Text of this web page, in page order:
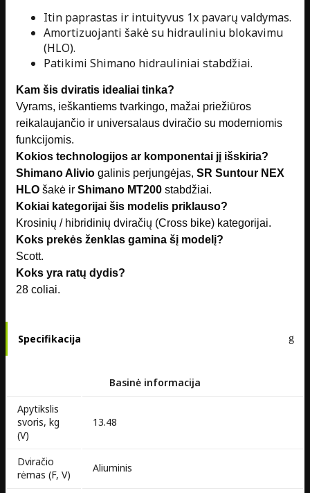
Itin paprastas ir intuityvus 1x pavarų valdymas.
Amortizuojanti šakė su hidrauliniu blokavimu
(HLO).
Patikimi Shimano hidrauliniai stabdžiai.
Kam šis dviratis idealiai tinka?
Vyrams, ieškantiems tvarkingo, mažai priežiūros
reikalaujančio ir universalaus dviračio su moderniomis
funkcijomis.
Kokios technologijos ar komponentai jį išskiria?
Shimano Alivio galinis perjungėjas, SR Suntour NEX
HLO šakė ir Shimano MT200 stabdžiai.
Kokiai kategorijai šis modelis priklauso?
Krosinių / hibridinių dviračių (Cross bike) kategorijai.
Koks prekės ženklas gamina šį modelį?
Scott.
Koks yra ratų dydis?
28 coliai.
Specifikacija
Basinė informacija
Apytikslis
svoris, kg
(V)
13.48
Dviračio
rėmas (F, V)
Aliuminis